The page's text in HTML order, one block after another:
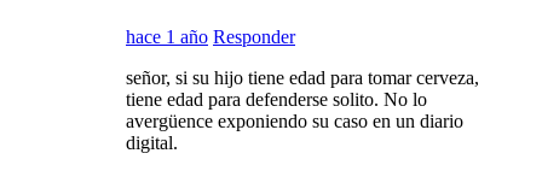
hace 1 año Responder
señor, si su hijo tiene edad para tomar cerveza,
tiene edad para defenderse solito. No lo
avergüence exponiendo su caso en un diario
digital.